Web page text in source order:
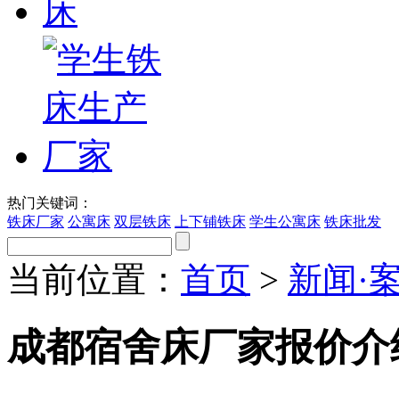
热门关键词：
铁床厂家 公寓床 双层铁床 上下铺铁床 学生公寓床 铁床批发
当前位置： 首页 > 新闻·
成都宿舍床厂家报价介